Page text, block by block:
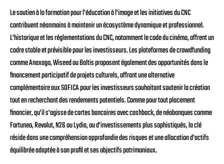
Le soutien à la formation pour l'éducation à l'image et les initiatives du CNC
contribuent néanmoins à maintenir un écosystème dynamique et professionnel.
L'historique et les réglementations du CNC, notamment le code du cinéma, offrent un
cadre stable et prévisible pour les investisseurs. Les plateformes de crowdfunding
comme Anaxago, Wiseed ou Baltis proposent également des opportunités dans le
financement participatif de projets culturels, offrant une alternative
complémentaire aux SOFICA pour les investisseurs souhaitant soutenir la création
tout en recherchant des rendements potentiels. Comme pour tout placement
financier, qu'il s'agisse de cartes bancaires avec cashback, de néobanques comme
Fortuneo, Revolut, N26 ou Lydia, ou d'investissements plus sophistiqués, la clé
réside dans une compréhension approfondie des risques et une allocation d'actifs
équilibrée adaptée à son profil et ses objectifs patrimoniaux.